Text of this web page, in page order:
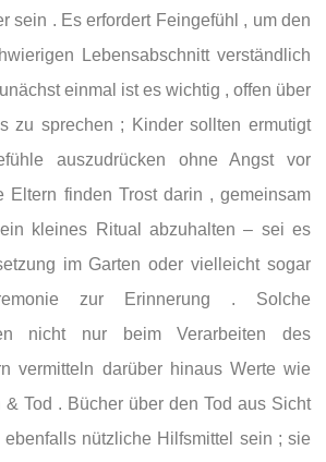
sein . Es erfordert Feingefühl , um den
Lebensabschnitt verständlich
einmal ist es wichtig , offen über
zu sprechen ; Kinder sollten ermutigt
auszudrücken ohne Angst vor
Eltern finden Trost darin , gemeinsam
kleines Ritual abzuhalten – sei es
im Garten oder vielleicht sogar
zur Erinnerung . Solche
nicht nur beim Verarbeiten des
vermitteln darüber hinaus Werte wie
& Tod . Bücher über den Tod aus Sicht
nützliche Hilfsmittel sein ; sie